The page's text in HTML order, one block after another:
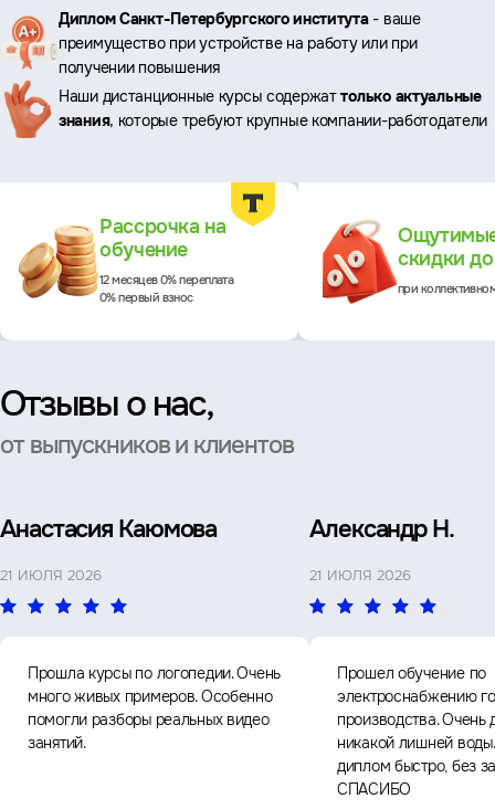
Ключевые
преимущества
Диплом Санкт-Петербургского института- ваше
преимущество при устройстве на работу или при
получении повышения
Наши дистанционные курсы содержаттолько актуальные
знания, которые требуют крупные компании-работодатели
Рассрочка на
обучение
12 месяцев 0% переплата
0% первый взнос
скидки
при
Отзывы о нас,
от выпускников и клиентов
Анастасия Каюмова
21 ИЮЛЯ 2026
Прошла курсы по логопедии. Очень
много живых примеров. Особенно
помогли разборы реальных видео
занятий.
Александр Н.
21 ИЮЛЯ 2026
Прошел обучение по
электроснабжению
производства. Очень
никакой лишней
диплом быстро, без
СПАСИБО